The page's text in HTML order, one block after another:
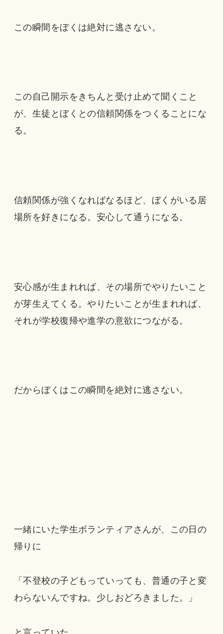
この瞬間をぼくは絶対に逃さない。
この自己開示をきちんと受け止めて聞くこと
が、生徒とぼくとの信頼関係をつくることにな
る。
信頼関係が強くなればなるほど、ぼくがいる居
場所を好きになる。安心して通うになる。
安心感が生まれれば、その場所でやりたいこと
が芽生えてくる。やりたいことが生まれれば、
それが学校復帰や進学の意欲につながる。
だからぼくはこの瞬間を絶対に逃さない。
一緒にいた学生ボランティアさんが、この日の
帰りに
「不登校の子どもっていっても、普通の子と変
わらないんですね。少しおどろきました。」